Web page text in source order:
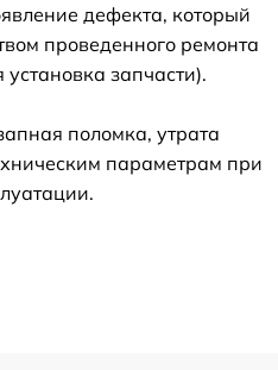
дефекта, который
проведенного ремонта
запчасти).
поломка, утрата
параметрам при